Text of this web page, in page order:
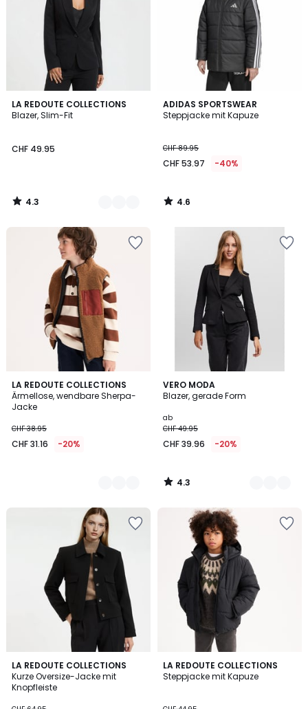
LA REDOUTE COLLECTIONS
Blazer, Slim-Fit
49.95.
CHF 49.95
4.3
/ 5
3
Farben
4.3
/
ADIDAS SPORTSWEAR
Steppjacke mit Kapuze
CHF 89.95
CHF 53.97 -40%
4.6
/ 5
4.6
/
LA REDOUTE COLLECTIONS
Ärmellose, wendbare Sherpa-
Jacke
CHF 38.95
CHF 31.16 -20%
2
Farben
VERO MODA
Blazer, gerade Form
ab
CHF 49.95
CHF 39.96 -20%
4.3
/ 5
3
Farben
4.3
/
LA REDOUTE COLLECTIONS
Kurze Oversize-Jacke mit
Knopfleiste
4.2
/ 5
2
Farben
LA REDOUTE COLLECTIONS
Steppjacke mit Kapuze
5
/
2
Farben